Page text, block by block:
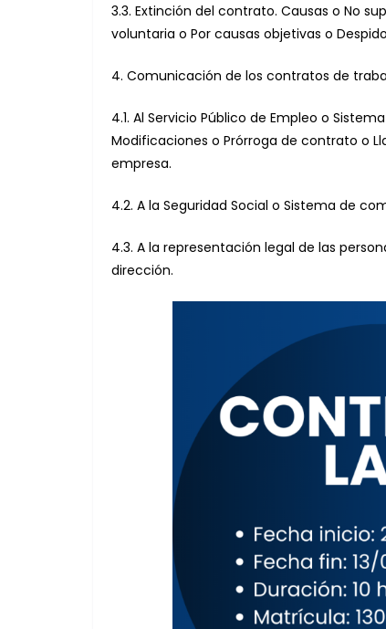
3.3. Extinción del contrato. Causas o No
voluntaria o Por causas objetivas o
4. Comunicación de los contratos de
4.1. Al Servicio Público de Empleo o
Modificaciones o Prórroga de contrato o
empresa.
4.2. A la Seguridad Social o Sistema de
4.3. A la representación legal de las
dirección.